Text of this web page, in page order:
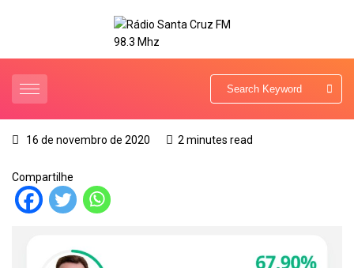
16 de novembro de 2020 2 minutes read
Compartilhe